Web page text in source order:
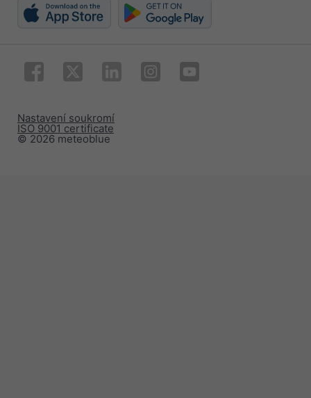
© 2026 meteoblue
ISO 9001 certificate
Nastavení soukromí